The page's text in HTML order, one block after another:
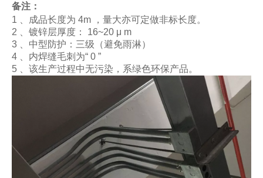
备注：
1 、成品长度为 4m ，量大亦可定做非标长度。
2 、镀锌层厚度： 16~20 μ m
3 、中型防护：三级（避免雨淋）
4 、内焊缝毛刺为“ 0 ”
5 、该生产过程中无污染，系绿色环保产品。